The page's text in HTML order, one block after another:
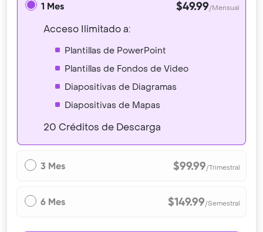
1 Mes $49.99/Mensual
Acceso Ilimitado a:
Plantillas de PowerPoint
Plantillas de Fondos de Video
Diapositivas de Diagramas
Diapositivas de Mapas
20 Créditos de Descarga
3 Mes $99.99/Trimestral
6 Mes $149.99/Semestral